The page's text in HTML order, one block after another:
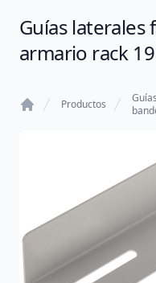
Guías laterales
armario rack
Productos